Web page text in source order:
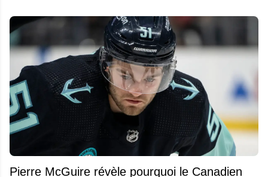
Pierre McGuire révèle pourquoi le Canadien